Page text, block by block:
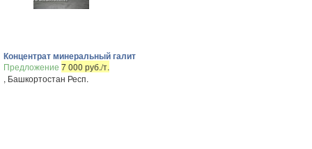
Концентрат минеральный галит
Предложение 7 000 руб./т.
, Башкортостан Респ.